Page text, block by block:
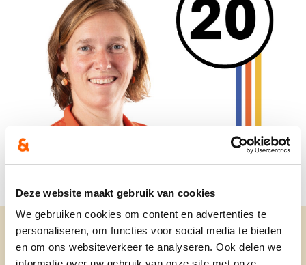
Deze website maakt gebruik van cookies
We gebruiken cookies om content en advertenties te
personaliseren, om functies voor social media te bieden
en om ons websiteverkeer te analyseren. Ook delen we